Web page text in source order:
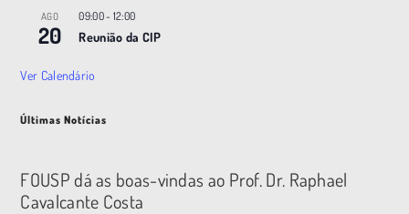
AGO
20
09:00- 12:00
Reunião da CIP
Ver Calendário
Últimas Notícias
FOUSP dá as boas-vindas ao Prof. Dr. Raphael
Cavalcante Costa